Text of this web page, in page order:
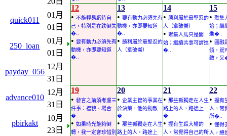
quick011
01月
01日
250_loan
01月
01日
payday_056
12月
31日
advance010
12月
31日
pbirkakt
10月
23日
12
• 不能輕易虧待自
己，特別是在跌倒失
�..
• 要有動力必須先有
動機，亦即要知道
�..
13
• 要有動力必須先有
動機，亦即要知道
�..
• 勝利屬於最堅忍的
人（拿破崙）
14
• 勝利屬於最堅忍的
人（拿破崙）
• 聚集人馬只是開
始；繼續共事可謂進
�..
15
• 聚集
始；繼
進�..
•
圓融
領，既
敵，
19
• 發言之前須考慮三
件事：禮貌、場合
�..
• 如果時光能夠倒
轉，我一定會珍惜別
20
• 企業主管的事業在
於決策，他的勁敵
�..
• 那些孤獨走在人生
路上的人，路途上
21
• 那些孤獨走在人生
路上的人，路途上
�..
• 握有生殺大權的
人，常覺得自己的所
22
• 握有
人，常
所�..
• 懂得
人，總